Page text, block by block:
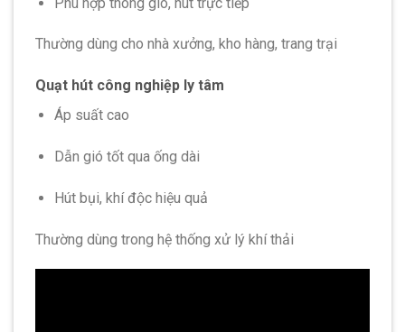
Thường dùng cho nhà xưởng, kho hàng, trang trại
Quạt hút công nghiệp ly tâm
Áp suất cao
Dẫn gió tốt qua ống dài
Hút bụi, khí độc hiệu quả
Thường dùng trong hệ thống xử lý khí thải